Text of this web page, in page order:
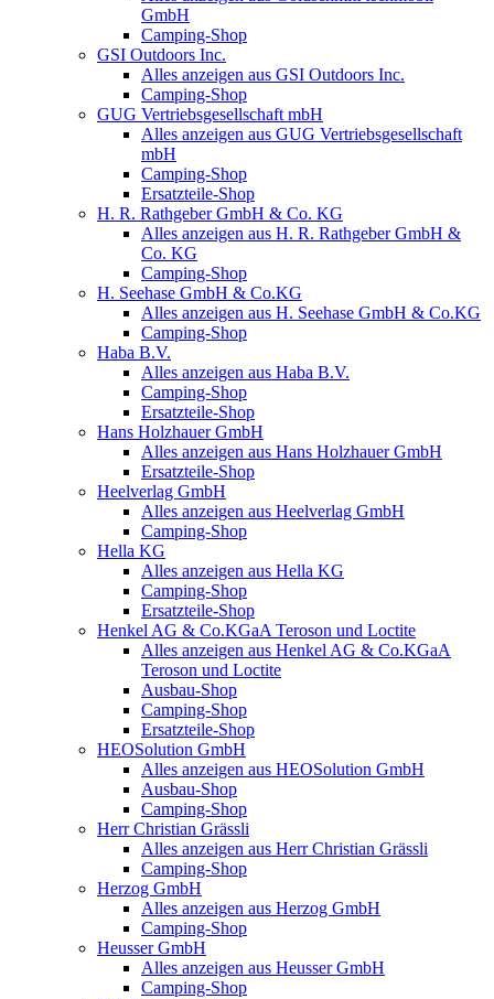
GmbH
Camping-Shop
GSI Outdoors Inc.
Alles anzeigen aus GSI Outdoors Inc.
Camping-Shop
GUG Vertriebsgesellschaft mbH
Alles anzeigen aus GUG Vertriebsgesellschaft
mbH
Camping-Shop
Ersatzteile-Shop
H. R. Rathgeber GmbH & Co. KG
Alles anzeigen aus H. R. Rathgeber GmbH &
Co. KG
Camping-Shop
H. Seehase GmbH & Co.KG
Alles anzeigen aus H. Seehase GmbH & Co.KG
Camping-Shop
Haba B.V.
Alles anzeigen aus Haba B.V.
Camping-Shop
Ersatzteile-Shop
Hans Holzhauer GmbH
Alles anzeigen aus Hans Holzhauer GmbH
Ersatzteile-Shop
Heelverlag GmbH
Alles anzeigen aus Heelverlag GmbH
Camping-Shop
Hella KG
Alles anzeigen aus Hella KG
Camping-Shop
Ersatzteile-Shop
Henkel AG & Co.KGaA Teroson und Loctite
Alles anzeigen aus Henkel AG & Co.KGaA
Teroson und Loctite
Ausbau-Shop
Camping-Shop
Ersatzteile-Shop
HEOSolution GmbH
Alles anzeigen aus HEOSolution GmbH
Ausbau-Shop
Camping-Shop
Herr Christian Grässli
Alles anzeigen aus Herr Christian Grässli
Camping-Shop
Herzog GmbH
Alles anzeigen aus Herzog GmbH
Camping-Shop
Heusser GmbH
Alles anzeigen aus Heusser GmbH
Camping-Shop